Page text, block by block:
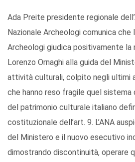
Ada Preite presidente regionale
Nazionale Archeologi comunica che
Archeologi giudica positivamente la
Lorenzo Ornaghi alla guida del
attività culturali, colpito negli ultimi
che hanno reso fragile quel
del patrimonio culturale italiano
costituzionale dell’art. 9. L’ANA
del Ministero e il nuovo esecutivo
dimostrando discontinuità, operare